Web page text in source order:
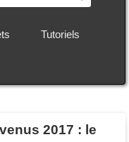
Tutoriels
2017 : le